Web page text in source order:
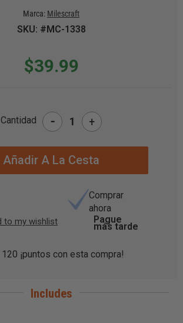
Marca: Milescraft
SKU: #MC-1338
$39.99
Cantidad - +
Comprar
ahora
Pague
más tarde
120 ¡puntos con esta compra!
Includes